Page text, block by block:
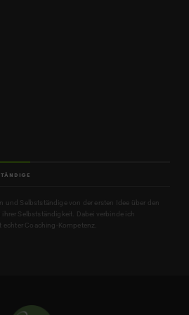
und Selbstständige von der ersten Idee über den
Selbstständigkeit. Dabei verbinde ich
echter Coaching-Kompetenz.